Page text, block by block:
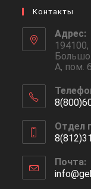
Контакты
Адрес:
А, пом.
в
вашем
Отдел
в
вашем
Почта: